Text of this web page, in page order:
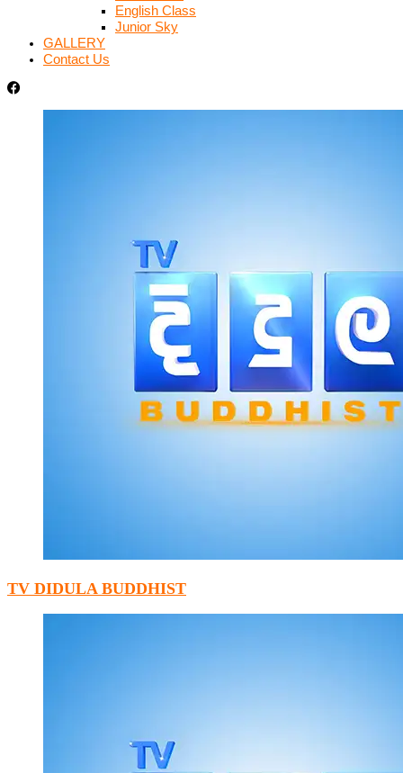
English Class
Junior Sky
GALLERY
Contact Us
TV DIDULA BUDDHIST